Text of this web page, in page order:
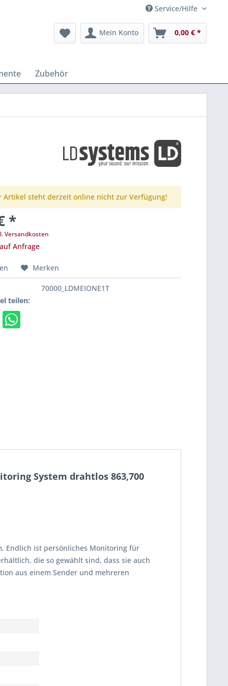
Service/Hilfe
Mein Konto 0,00 € *
Zubehör
Artikel steht derzeit online nicht zur Verfügung!
*
Versandkosten
Anfrage
Merken
70000_LDMEIONE1T
teilen:
System drahtlos 863,700
Endlich ist persönliches Monitoring für
die so gewählt sind, dass sie auch
aus einem Sender und mehreren